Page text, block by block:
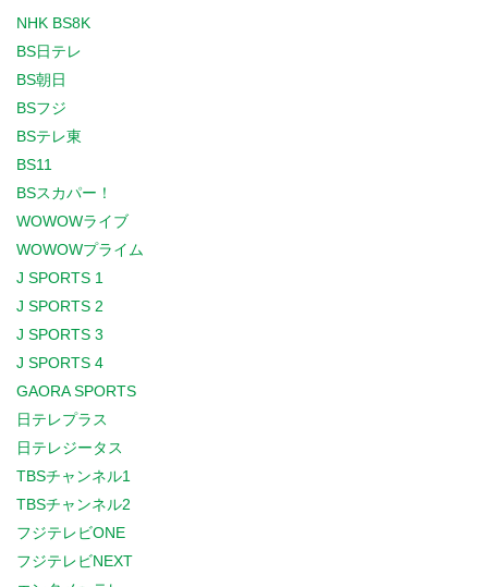
NHK BS8K
BS日テレ
BS朝日
BSフジ
BSテレ東
BS11
BSスカパー！
WOWOWライブ
WOWOWプライム
J SPORTS 1
J SPORTS 2
J SPORTS 3
J SPORTS 4
GAORA SPORTS
日テレプラス
日テレジータス
TBSチャンネル1
TBSチャンネル2
フジテレビONE
フジテレビNEXT